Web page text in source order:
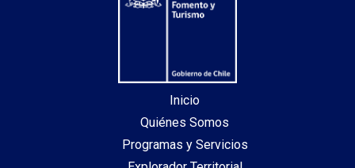
Inicio
Quiénes Somos
Programas y Servicios